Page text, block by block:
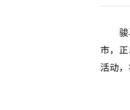
骏马
市，
活动，